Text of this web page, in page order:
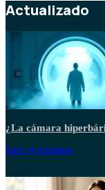
Actualizado
¿La cámara
hace 4 semanas